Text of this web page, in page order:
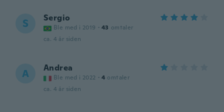
S Sergio
Ble med i 2019 · 43 omtaler
ca. 4 år siden
A Andrea
Ble med i 2022 · 4 omtaler
ca. 4 år siden